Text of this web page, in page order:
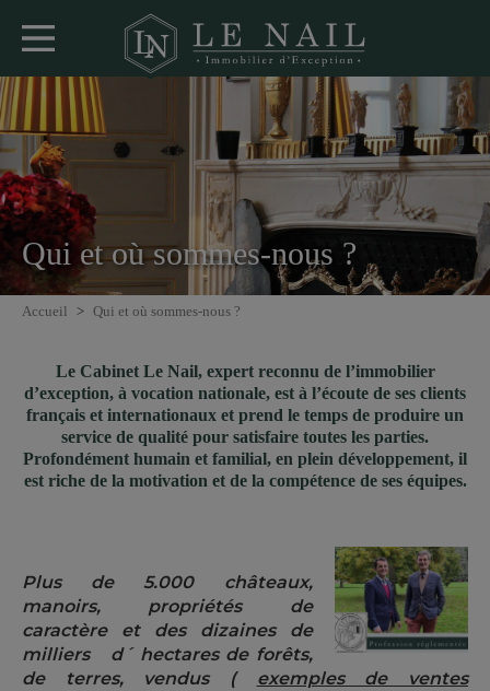
Qui et où sommes-nous ?
Accueil > Qui et où sommes-nous ?
Le Cabinet Le Nail, expert reconnu de l’immobilier
d’exception, à vocation nationale, est à l’écoute de ses clients
français et internationaux et prend le temps de produire un
service de qualité pour satisfaire toutes les parties.
Profondément humain et familial, en plein développement, il
est riche de la motivation et de la compétence de ses équipes.
Plus de 5.000 châteaux,
manoirs, propriétés de
caractère et des dizaines de
milliers d´ hectares de forêts,
de terres, vendus (
exemples de ventes